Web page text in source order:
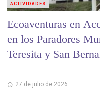
Ecoaventuras en
en los Paradores
Teresita y San
27 de julio de 2026
ACTIVIDADES